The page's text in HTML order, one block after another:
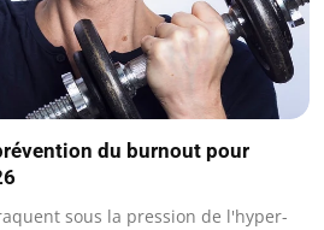
du burnout pour
sous la pression de l'hyper-